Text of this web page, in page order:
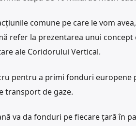
comune pe care le vom
refer la prezentarea unui
ale Coridorului Vertical.
pentru a primi fonduri
transport de gaze.
va da fonduri pe fiecare țară în